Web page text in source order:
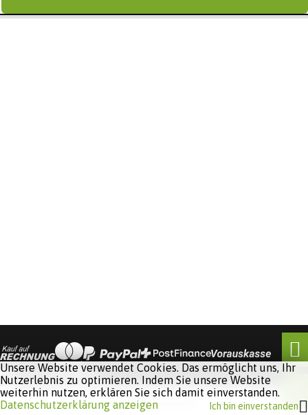
Software:
Unsere Website verwendet Cookies. Das ermöglicht uns, Ihr
Nutzerlebnis zu optimieren. Indem Sie unsere Website
weiterhin nutzen, erklären Sie sich damit einverstanden.
Datenschutzerklärung anzeigen
Ich bin einverstanden